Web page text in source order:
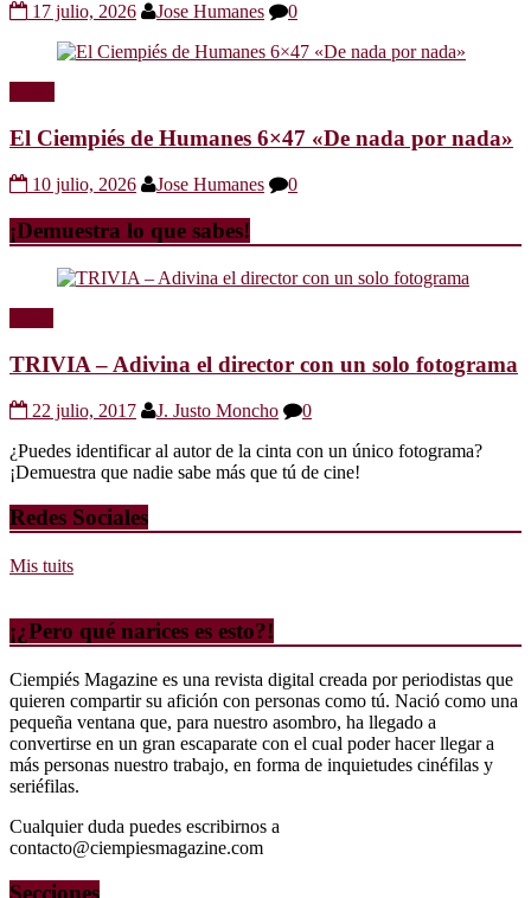
17 julio, 2026 Jose Humanes 0
El Ciempiés de Humanes 6×47 «De nada por nada»
10 julio, 2026 Jose Humanes 0
¡Demuestra lo que sabes!
TRIVIA – Adivina el director con un solo fotograma
22 julio, 2017 J. Justo Moncho
0
¿Puedes identificar al autor de la cinta con un único fotograma?
¡Demuestra que nadie sabe más que tú de cine!
Redes Sociales
Mis tuits
¡¿Pero qué narices es esto?!
Ciempiés Magazine es una revista digital creada por periodistas que
quieren compartir su afición con personas como tú. Nació como una
pequeña ventana que, para nuestro asombro, ha llegado a
convertirse en un gran escaparate con el cual poder hacer llegar a
más personas nuestro trabajo, en forma de inquietudes cinéfilas y
seriéfilas.
Cualquier duda puedes escribirnos a
contacto@ciempiesmagazine.com
Secciones